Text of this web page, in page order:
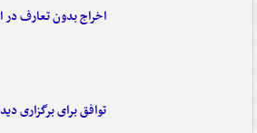
اخراج بدون تعارف در
توافق برای برگزاری